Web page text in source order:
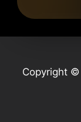
Copyright ©